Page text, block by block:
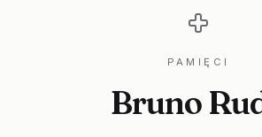
PAMIĘCI
Bruno